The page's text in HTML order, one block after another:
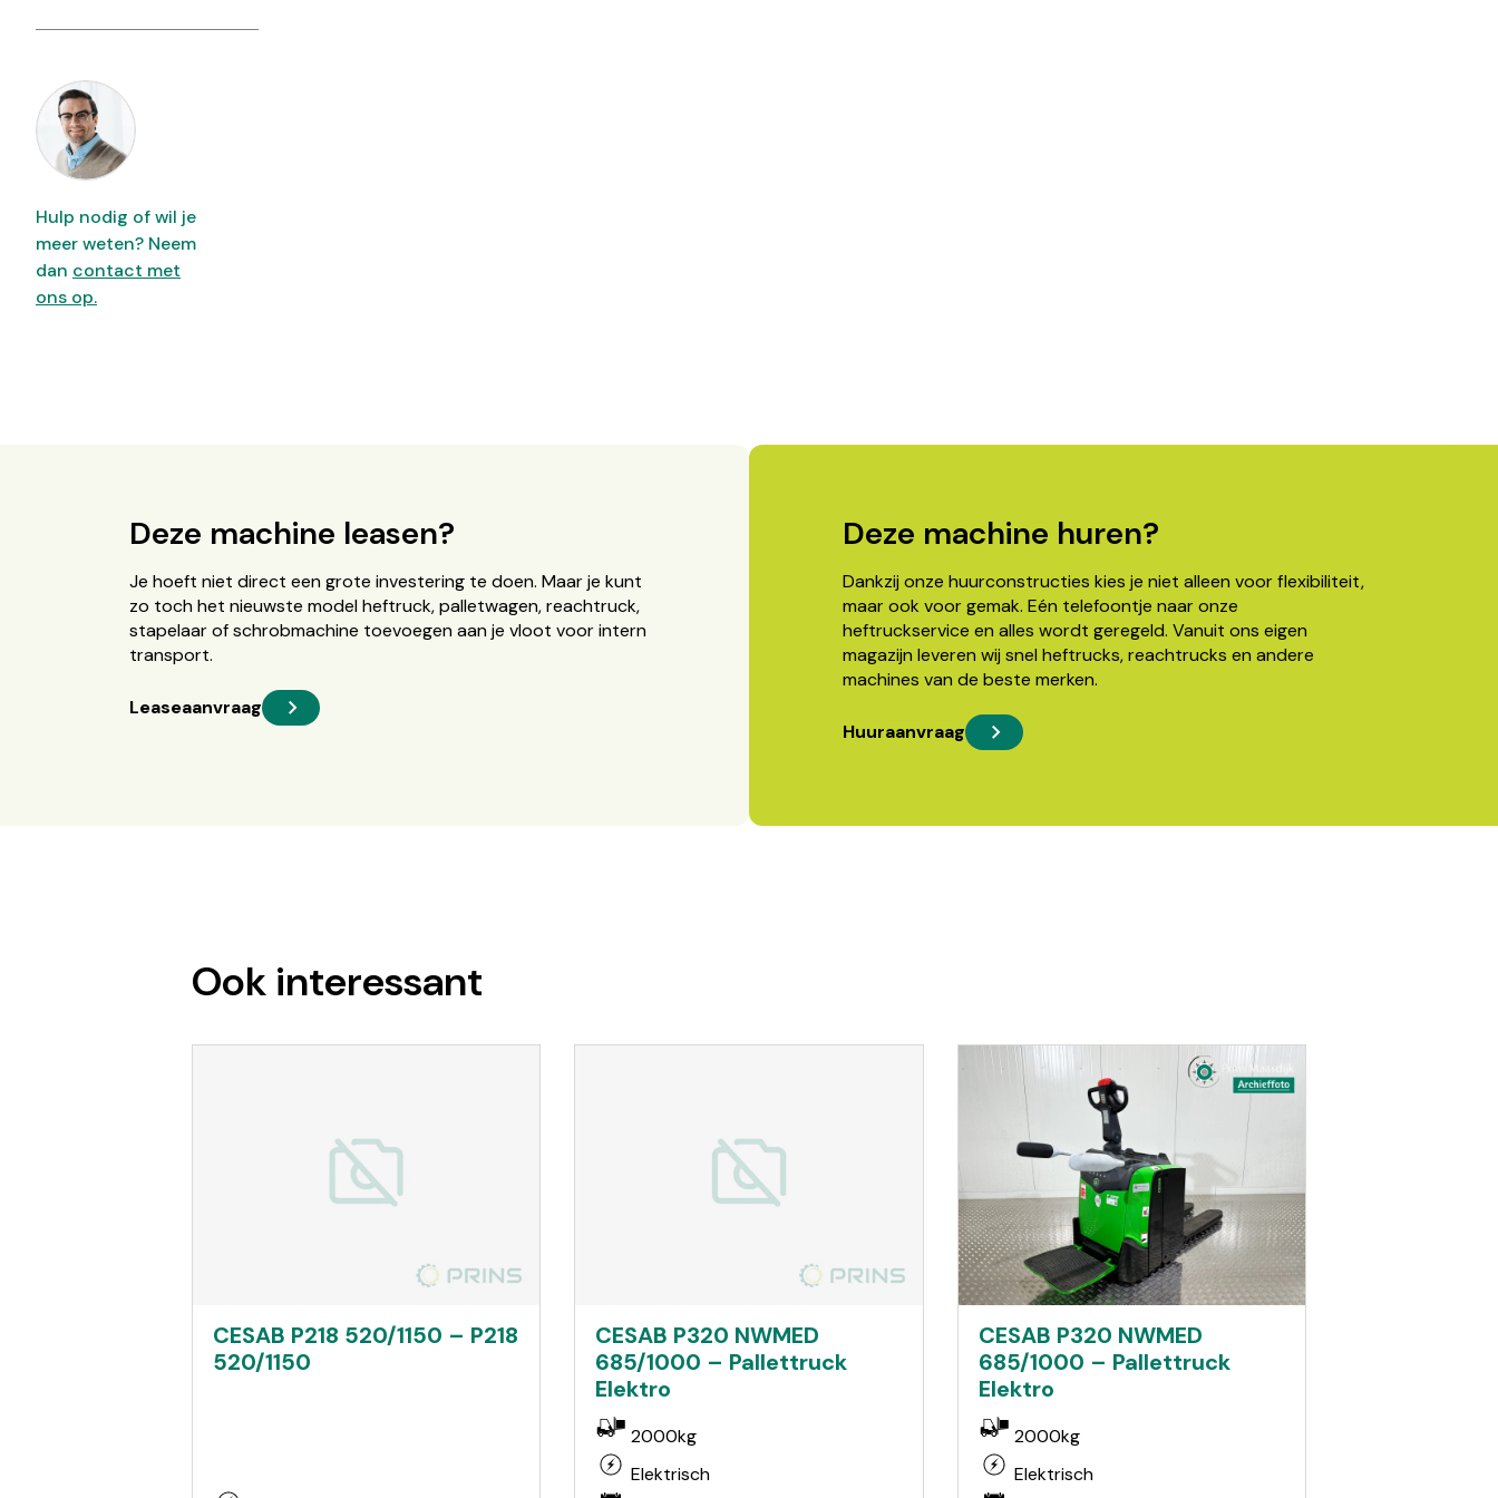
Hulp nodig of wil je
meer weten? Neem
dan contact met
ons op.
Deze machine leasen?
Je hoeft niet direct een grote investering te doen. Maar je kunt
zo toch het nieuwste model heftruck, palletwagen, reachtruck,
stapelaar of schrobmachine toevoegen aan je vloot voor intern
transport.
Leaseaanvraag
Deze machine huren?
Dankzij onze huurconstructies kies je niet alleen voor flexibiliteit,
maar ook voor gemak. Eén telefoontje naar onze
heftruckservice en alles wordt geregeld. Vanuit ons eigen
magazijn leveren wij snel heftrucks, reachtrucks en andere
machines van de beste merken.
Huuraanvraag
Ook interessant
CESAB P218 520/1150 – P218
520/1150
CESAB P320 NWMED
685/1000 – Pallettruck
Elektro
2000kg
Elektrisch
CESAB P320 NWMED
685/1000 – Pallettruck
Elektro
2000kg
Elektrisch